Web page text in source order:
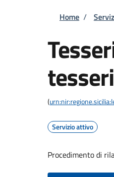
Home /
(
Servizio attivo
Procedimento di